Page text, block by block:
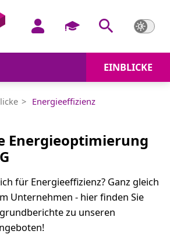
EINBLICKE
Energieeffizienz
Energieoptimierung
für Energieeffizienz? Ganz gleich
Unternehmen - hier finden Sie
zu unseren